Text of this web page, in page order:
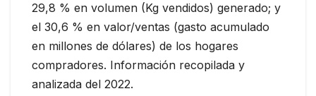
29,8 % en volumen (Kg vendidos) generado; y
el 30,6 % en valor/ventas (gasto acumulado
en millones de dólares) de los hogares
compradores. Información recopilada y
analizada del 2022.